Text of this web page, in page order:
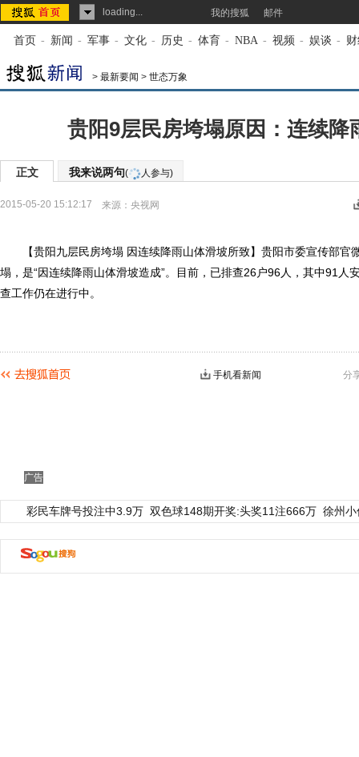
loading... 我的搜狐 邮件
首页 - 新闻 - 军事 - 文化 - 历史 - 体育 - NBA - 视频 - 娱谈 -
> 最新要闻 > 世态万象
贵阳9层民房垮塌原因：连续降
正文 我来说两句( 人参与)
2015-05-20 15:12:17 来源： 央视网
【贵阳九层民房垮塌 因连续降雨山体滑坡所致】贵阳市委宣传部官
塌，是“因连续降雨山体滑坡造成”。目前，已排查26户96人，其中91人
查工作仍在进行中。
分
手机看新闻
广告
彩民车牌号投注中3.9万 双色球148期开奖:头奖11注666万 徐州